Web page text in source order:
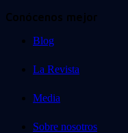
Conócenos mejor
Blog
La Revista
Media
Sobre nosotros